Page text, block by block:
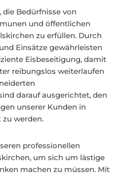
die Bedürfnisse von
und öffentlichen
zu erfüllen. Durch
Einsätze gewährleisten
Eisbeseitigung, damit
reibungslos weiterlaufen
darauf ausgerichtet, den
unserer Kunden in
werden.
professionellen
um sich um lästige
machen zu müssen. Mit